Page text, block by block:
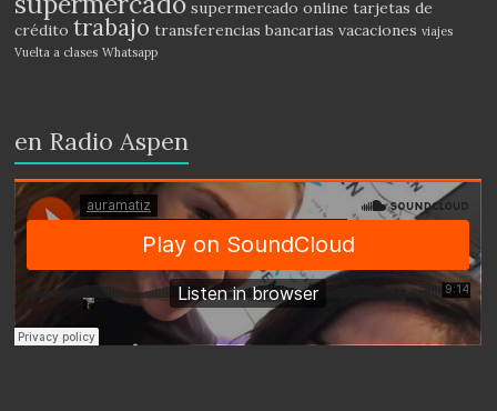
supermercado online tarjetas de
crédito trabajo transferencias bancarias vacaciones viajes
Vuelta a clases Whatsapp
en Radio Aspen